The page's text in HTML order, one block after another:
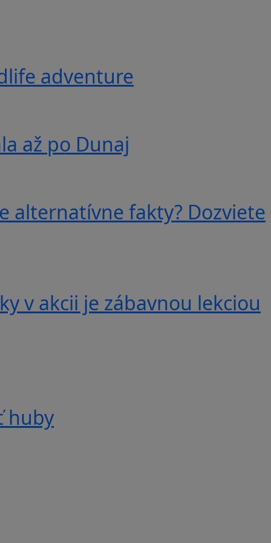
adventure
až po Dunaj
alternatívne fakty? Dozviete
v akcii je zábavnou lekciou
huby